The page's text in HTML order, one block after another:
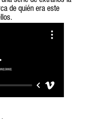
de quién era este